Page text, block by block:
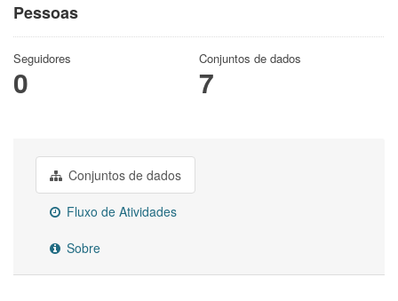
Pessoas
Seguidores
0
Conjuntos de dados
7
Conjuntos de dados
Fluxo de Atividades
Sobre